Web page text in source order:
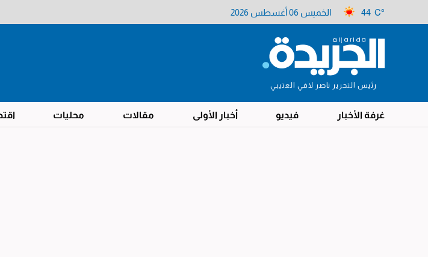
44 C° الخميس 06 أغسطس 2026
رئيس التحرير ناصر لافي العتيبي
غرفة الأخبار فيديو أخبار الأولى مقالات محليات